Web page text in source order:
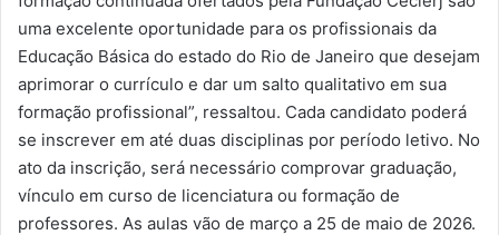
uma excelente oportunidade para os profissionais da
Educação Básica do estado do Rio de Janeiro que desejam
aprimorar o currículo e dar um salto qualitativo em sua
formação profissional”, ressaltou. Cada candidato poderá
se inscrever em até duas disciplinas por período letivo. No
ato da inscrição, será necessário comprovar graduação,
vínculo em curso de licenciatura ou formação de
professores. As aulas vão de março a 25 de maio de 2026.